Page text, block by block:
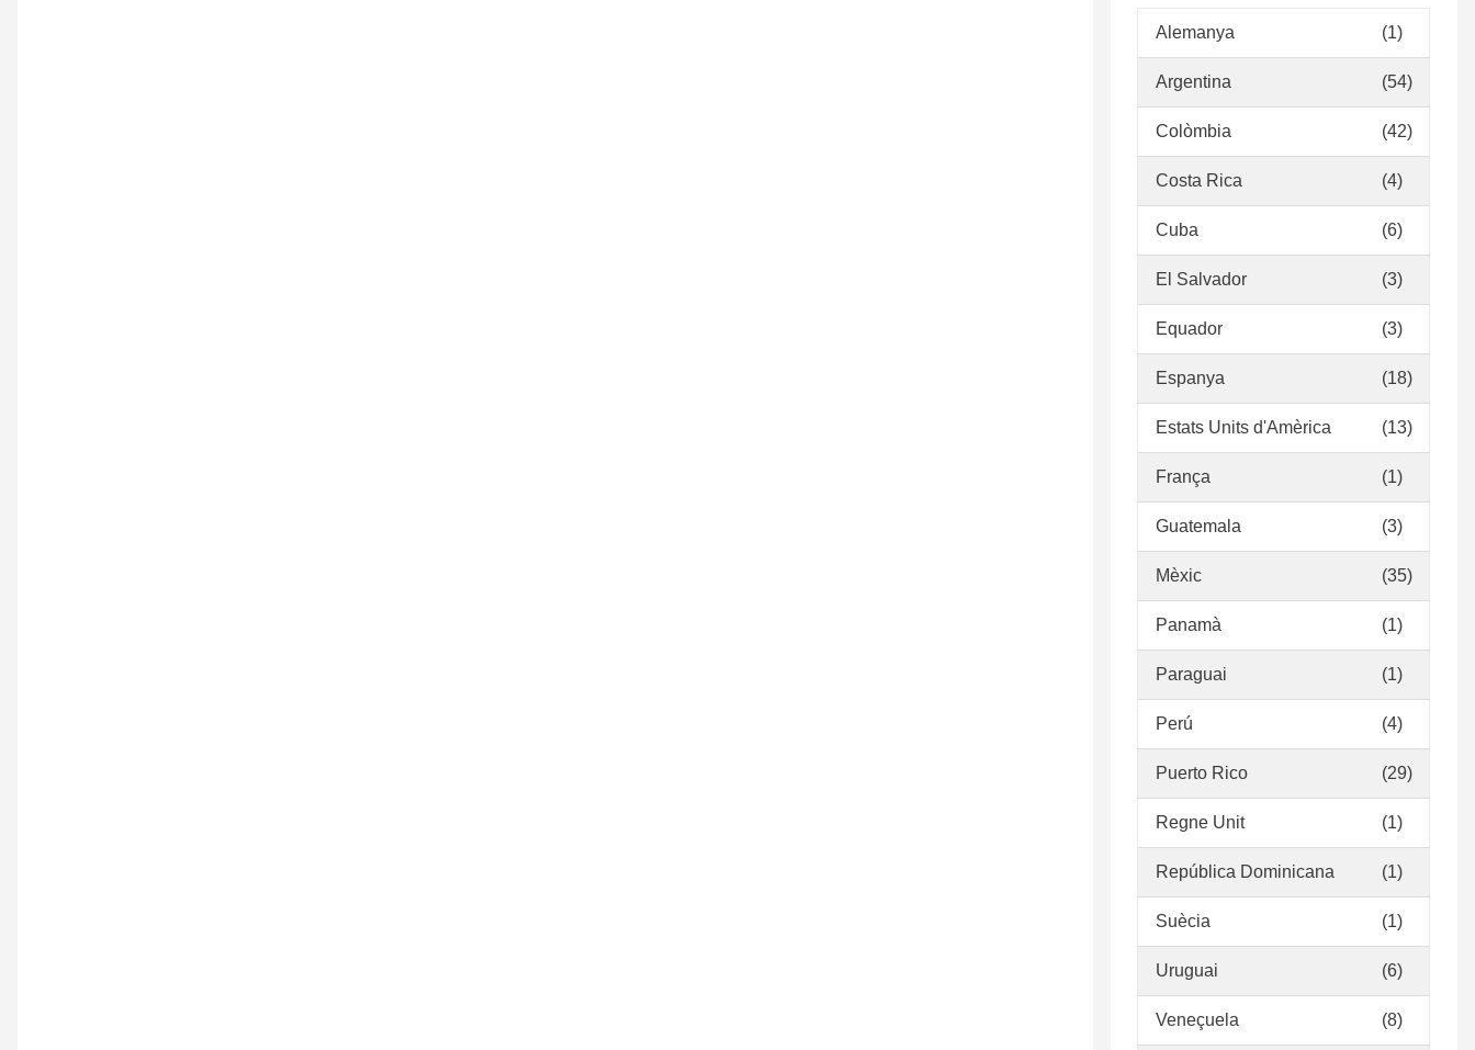
Alemanya (1)
Argentina (54)
Colòmbia (42)
Costa Rica (4)
Cuba (6)
El Salvador (3)
Equador (3)
Espanya (18)
Estats Units d'Amèrica (13)
França (1)
Guatemala (3)
Mèxic (35)
Panamà (1)
Paraguai (1)
Perú (4)
Puerto Rico (29)
Regne Unit (1)
República Dominicana (1)
Suècia (1)
Uruguai (6)
Veneçuela (8)